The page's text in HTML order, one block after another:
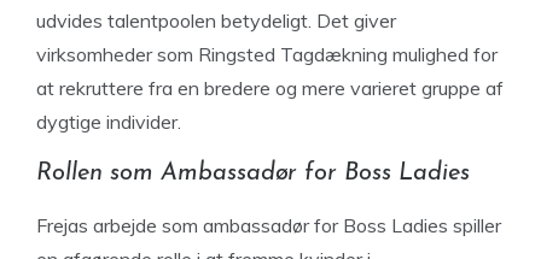
udvides talentpoolen betydeligt. Det giver
virksomheder som Ringsted Tagdækning mulighed for
at rekruttere fra en bredere og mere varieret gruppe af
dygtige individer.
Rollen som Ambassadør for Boss Ladies
Frejas arbejde som ambassadør for Boss Ladies spiller